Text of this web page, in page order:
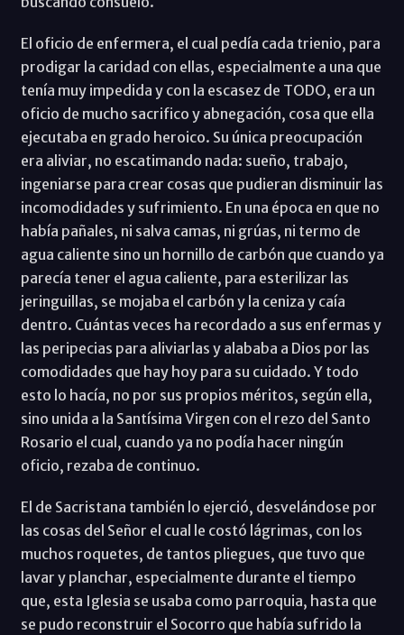
El oficio de enfermera, el cual pedía cada trienio, para
prodigar la caridad con ellas, especialmente a una que
tenía muy impedida y con la escasez de TODO, era un
oficio de mucho sacrifico y abnegación, cosa que ella
ejecutaba en grado heroico. Su única preocupación
era aliviar, no escatimando nada: sueño, trabajo,
ingeniarse para crear cosas que pudieran disminuir las
incomodidades y sufrimiento. En una época en que no
había pañales, ni salva camas, ni grúas, ni termo de
agua caliente sino un hornillo de carbón que cuando ya
parecía tener el agua caliente, para esterilizar las
jeringuillas, se mojaba el carbón y la ceniza y caía
dentro. Cuántas veces ha recordado a sus enfermas y
las peripecias para aliviarlas y alababa a Dios por las
comodidades que hay hoy para su cuidado. Y todo
esto lo hacía, no por sus propios méritos, según ella,
sino unida a la Santísima Virgen con el rezo del Santo
Rosario el cual, cuando ya no podía hacer ningún
oficio, rezaba de continuo.
El de Sacristana también lo ejerció, desvelándose por
las cosas del Señor el cual le costó lágrimas, con los
muchos roquetes, de tantos pliegues, que tuvo que
lavar y planchar, especialmente durante el tiempo
que, esta Iglesia se usaba como parroquia, hasta que
se pudo reconstruir el Socorro que había sufrido la